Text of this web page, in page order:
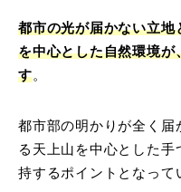
都市の光が届かない立
を中心とした自然環境
す。
都市部の明かりが全く届
る天上山を中心とした
持するポイントとなって